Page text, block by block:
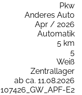
Pkw
Anderes Auto
Apr / 2026
Automatik
5 km
5
Weiß
Zentrallager
ab ca. 11.08.2026
107426_GW_APF-E2